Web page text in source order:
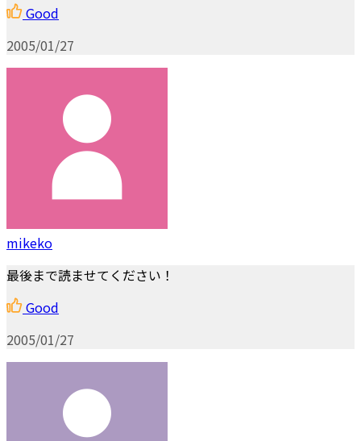
Good
2005/01/27
mikeko
最後まで読ませてください！
Good
2005/01/27